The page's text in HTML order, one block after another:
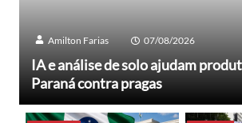
Amilton Farias 07/08/2026
IA e análise de solo ajudam
Paraná contra pragas